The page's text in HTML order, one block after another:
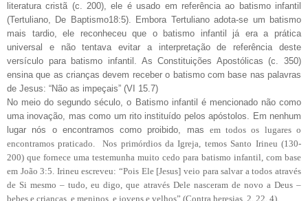
literatura cristã (c. 200), ele é usado em referência ao batismo infantil
(Tertuliano, De Baptismo18:5). Embora Tertuliano adota-se um batismo
mais tardio, ele reconheceu que o batismo infantil já era a prática
universal e não tentava evitar a interpretação de referência deste
versículo para batismo infantil. As Constituições Apostólicas (c. 350)
ensina que as crianças devem receber o batismo com base nas palavras
de Jesus: “Não as impeçais” (VI 15.7)
No meio do segundo século, o Batismo infantil é mencionado não como
uma inovação, mas como um rito instituído pelos apóstolos. Em nenhum
lugar nós o encontramos como proibido, mas em todos os lugares o
encontramos praticado. Nos primórdios da Igreja, temos Santo Irineu (130-
200) que fornece uma testemunha muito cedo para batismo infantil, com base
em João 3:5. Irineu escreveu: “Pois Ele [Jesus] veio para salvar a todos através
de Si mesmo – tudo, eu digo, que através Dele nasceram de novo a Deus –
bebes e crianças, e meninos, e jovens e velhos” (Contra heresias, 2, 22, 4).